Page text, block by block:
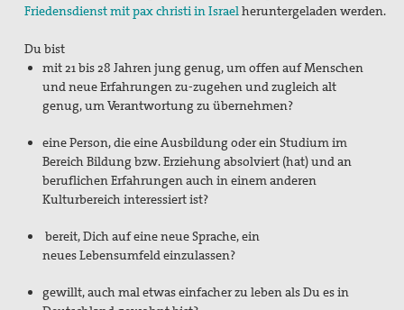
Minderheiten, Migration und Flucht
Rüstungsexporte
Sicherheit neu denken
Ökumene
2024_Zur Seligsprechung Max Josef Metzgers: Seine
Bedeutung als Vordenker und Vorkämpfer für Frieden
2019_Zum 75. Todestag Max Josef Metzgers
2017_Ohne tiefstes Christentum ist Krieg
Friedensdienst mit pax christi in Israel heruntergeladen werden.
Du bist
mit 21 bis 28 Jahren jung genug, um offen auf Menschen
und neue Erfahrungen zu-zugehen und zugleich alt
genug, um Verantwortung zu übernehmen?
eine Person, die eine Ausbildung oder ein Studium im
Bereich Bildung bzw. Erziehung absolviert (hat) und an
beruflichen Erfahrungen auch in einem anderen
Kulturbereich interessiert ist?
bereit, Dich auf eine neue Sprache, ein
neuesLebensumfeld einzulassen?
gewillt, auch mal etwas einfacher zu leben als Du es in